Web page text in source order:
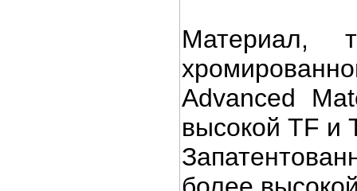
Материал,
Advanced
высокой TF и